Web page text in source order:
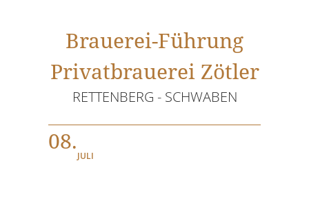
Brauerei-Führung
Privatbrauerei Zötler
RETTENBERG - SCHWABEN
08.
JULI